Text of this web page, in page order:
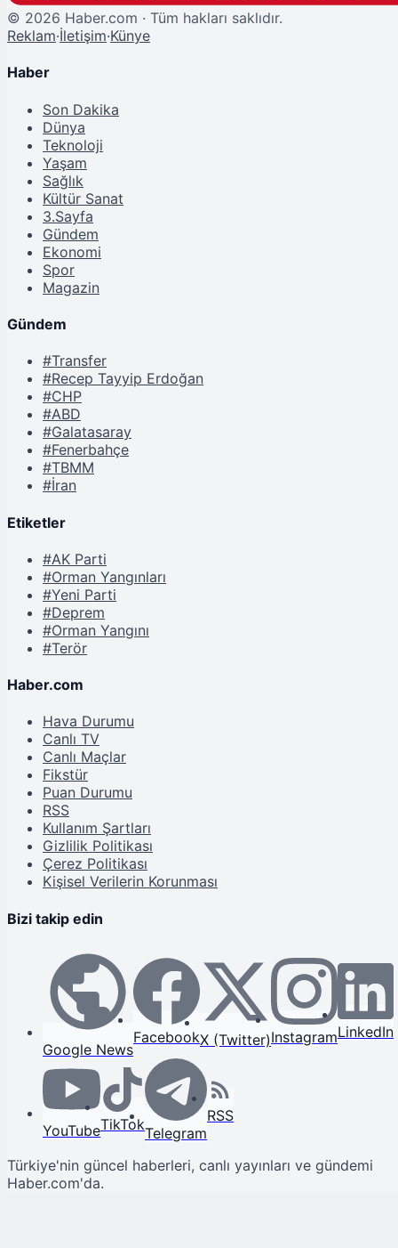
© 2026 Haber.com · Tüm hakları saklıdır.
Reklam·İletişim·Künye
Haber
Son Dakika
Dünya
Teknoloji
Yaşam
Sağlık
Kültür Sanat
3.Sayfa
Gündem
Ekonomi
Spor
Magazin
Gündem
#Transfer
#Recep Tayyip Erdoğan
#CHP
#ABD
#Galatasaray
#Fenerbahçe
#TBMM
#İran
Etiketler
#AK Parti
#Orman Yangınları
#Yeni Parti
#Deprem
#Orman Yangını
#Terör
Haber.com
Hava Durumu
Canlı TV
Canlı Maçlar
Fikstür
Puan Durumu
RSS
Kullanım Şartları
Gizlilik Politikası
Çerez Politikası
Kişisel Verilerin Korunması
Bizi takip edin
Google News
FacebookX (Twitter)InstagramLinkedIn
YouTubeTikTokTelegram
RSS
Türkiye'nin güncel haberleri, canlı yayınları ve gündemi
Haber.com'da.